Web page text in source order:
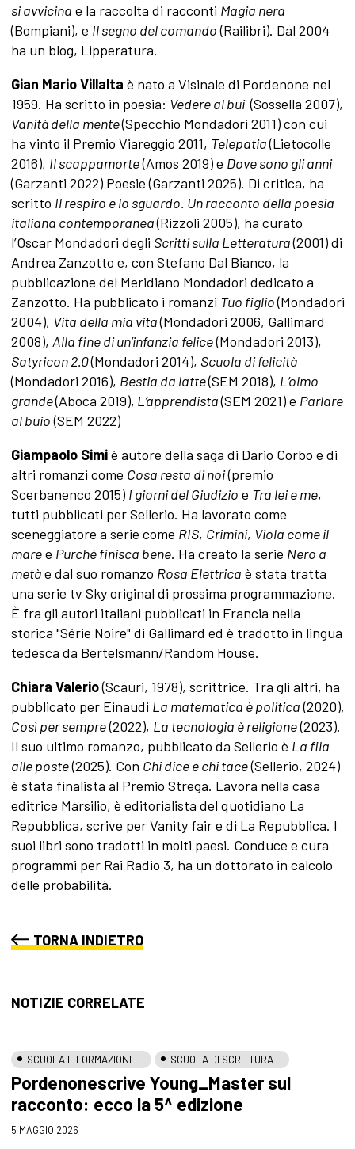
si avvicina e la raccolta di racconti Magia nera
(Bompiani), e Il segno del comando(Railibri). Dal 2004
ha un blog, Lipperatura.
Gian Mario Villalta è nato a Visinale di Pordenone nel
1959. Ha scritto in poesia: Vedere al bui (Sossella 2007),
Vanità della mente(Specchio Mondadori 2011) con cui
ha vinto il Premio Viareggio 2011, Telepatia(Lietocolle
2016), Il scappamorte(Amos 2019) e Dove sono gli anni
(Garzanti 2022) Poesie (Garzanti 2025). Di critica, ha
scritto Il respiro e lo sguardo. Un racconto della poesia
italiana contemporanea(Rizzoli 2005), ha curato
l’Oscar Mondadori degli Scritti sulla Letteratura(2001) di
Andrea Zanzotto e, con Stefano Dal Bianco, la
pubblicazione del Meridiano Mondadori dedicato a
Zanzotto. Ha pubblicato i romanzi Tuo figlio(Mondadori
2004), Vita della mia vita(Mondadori 2006, Gallimard
2008), Alla fine di un’infanzia felice(Mondadori 2013),
Satyricon 2.0(Mondadori 2014), Scuola di felicità
(Mondadori 2016), Bestia da latte(SEM 2018), L’olmo
grande(Aboca 2019), L’apprendista(SEM 2021) e Parlare
al buio(SEM 2022)
Giampaolo Simiè autore della saga di Dario Corbo e di
altri romanzi come Cosa resta di noi(premio
Scerbanenco 2015) I giorni del Giudizio e Tra lei e me,
tutti pubblicati per Sellerio. Ha lavorato come
sceneggiatore a serie come RIS, Crimini, Viola come il
maree Purché finisca bene. Ha creato la serie Nero a
metàe dal suo romanzo Rosa Elettrica è stata tratta
una serie tv Sky original di prossima programmazione.
È fra gli autori italiani pubblicati in Francia nella
storica "Série Noire" di Gallimard ed è tradotto in lingua
tedesca da Bertelsmann/Random House.
Chiara Valerio(Scauri, 1978), scrittrice. Tra gli altri, ha
pubblicato per Einaudi La matematica è politica(2020),
Così per sempre(2022), La tecnologia è religione(2023).
Il suo ultimo romanzo, pubblicato da Sellerio è La fila
alle poste(2025). Con Chi dice e chi tace(Sellerio, 2024)
è stata finalista al Premio Strega. Lavora nella casa
editrice Marsilio, è editorialista del quotidiano La
Repubblica, scrive per Vanity fair e di La Repubblica. I
suoi libri sono tradotti in molti paesi. Conduce e cura
programmi per Rai Radio 3, ha un dottorato in calcolo
delle probabilità.
TORNA INDIETRO
NOTIZIE CORRELATE
SCUOLA E FORMAZIONE SCUOLA DI SCRITTURA
Pordenonescrive Young_Master sul
racconto: ecco la 5^ edizione
5 MAGGIO 2026